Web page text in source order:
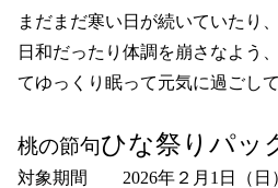
まだまだ寒い日が続いていたり
日和だったり体調を崩さなよう
てゆっくり眠って元気に過ごし
桃の節句ひな祭りパッ
対象期間　　2026年２月1日（日